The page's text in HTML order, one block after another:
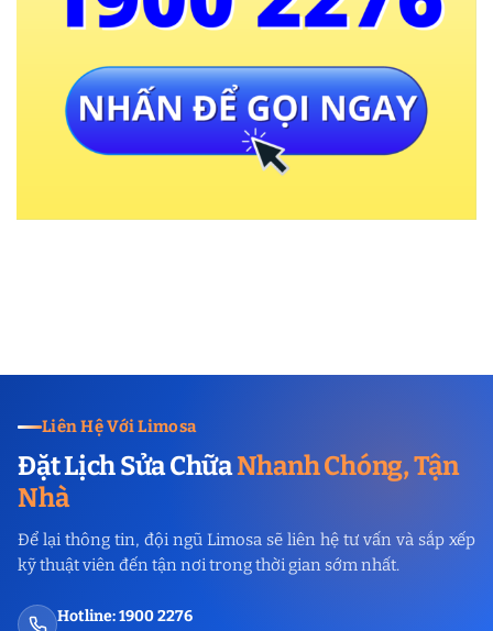
Liên Hệ Với Limosa
Đặt Lịch Sửa ChữaNhanh Chóng, Tận
Nhà
Để lại thông tin, đội ngũ Limosa sẽ liên hệ tư vấn và sắp xếp
kỹ thuật viên đến tận nơi trong thời gian sớm nhất.
Hotline: 1900 2276